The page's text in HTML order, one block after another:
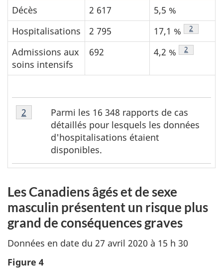
Décès
2 617
5,5 %
Hospitalisations
2 795 17,1 % Note de
2
Admissions aux
soins intensifs
692 4,2 % Note de
2
Note
de
2
Parmi les 16 348 rapports de cas
détaillés pour lesquels les données
d'hospitalisations étaient
disponibles.
Retour à la référence de la note de bas de page
2
Les Canadiens âgés et de sexe
masculin présentent un risque plus
grand de conséquences graves
Données en date du 27 avril 2020 à 15 h 30
Figure 4